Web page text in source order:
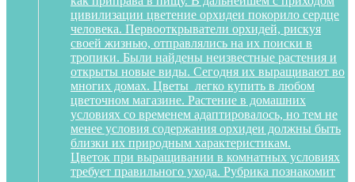
цивилизации цветение орхидеи покорило сердце
человека. Первооткрыватели орхидей, рискуя
своей жизнью, отправлялись на их поиски в
тропики. Были найдены неизвестные растения и
открыты новые виды. Сегодня их выращивают во
многих домах. Цветы легко купить в любом
цветочном магазине. Растение в домашних
условиях со временем адаптировалось, но тем не
менее условия содержания орхидеи должны быть
близки их природным характеристикам.
Цветок при выращивании в комнатных условиях
требует правильного ухода. Рубрика познакомит